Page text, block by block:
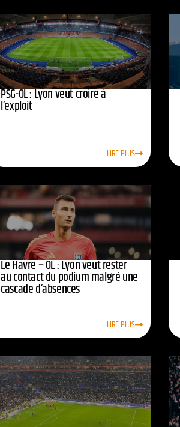
PSG-OL : Lyon veut croire à
l’exploit
LIRE PLUS
Le Havre – OL : Lyon veut rester
au contact du podium malgré une
cascade d’absences
LIRE PLUS